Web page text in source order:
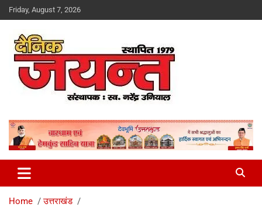
Skip
to
Friday, August 7, 2026
Dainik Jayant
Home
उत्तराखंड